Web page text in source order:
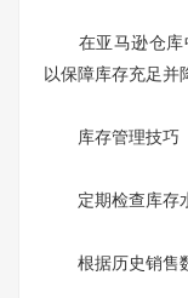
在亚马逊仓库中
以保障库存充足并
库存管理技巧
定期检查库存水
根据历史销售数